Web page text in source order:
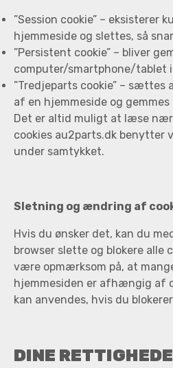
”Session cookie” – eksisterer
hjemmeside og slettes, så
”Persistent cookie” – bliver
computer/smartphone/tablet
”Tredjeparts cookie” – sættes
af en hjemmeside og
Det er altid muligt at læse
cookies au2parts.dk benytter
under samtykket.
Sletning og ændring af
Hvis du ønsker det, kan du
browser slette og blokere alle
være opmærksom på, at
hjemmesiden er afhængig af
kan anvendes, hvis du
DINE